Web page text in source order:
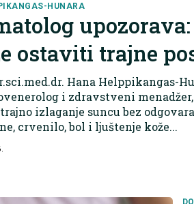
HUNARA
ostaviti trajne
Hana Helppikangas-
i zdravstveni
izlaganje suncu bez
crvenilo, bol i ljuštenje kože...